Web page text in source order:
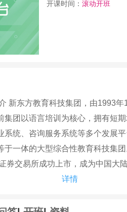
开课时间： 滚动开班
东方教育科技集团，由1993年
团以语言培训为核心，拥有短期
系统、咨询服务系统等多个发展
于一体的大型综合性教育科技集
券交易所成功上市，成为中国大
详情